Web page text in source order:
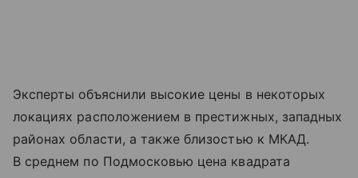
Эксперты объяснили высокие цены в некоторых
локациях расположением в престижных, западных
районах области, а также близостью к МКАД.
В среднем по Подмосковью цена квадрата